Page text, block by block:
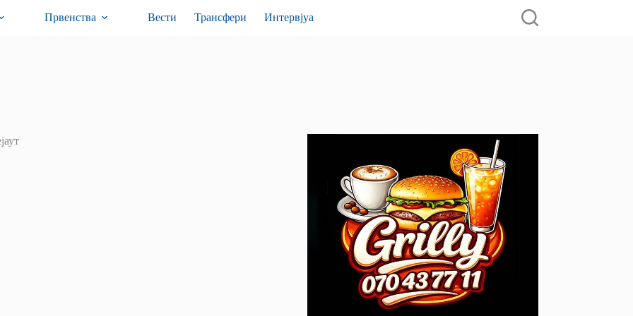
Првенства Вести Трансфери Интервјуа